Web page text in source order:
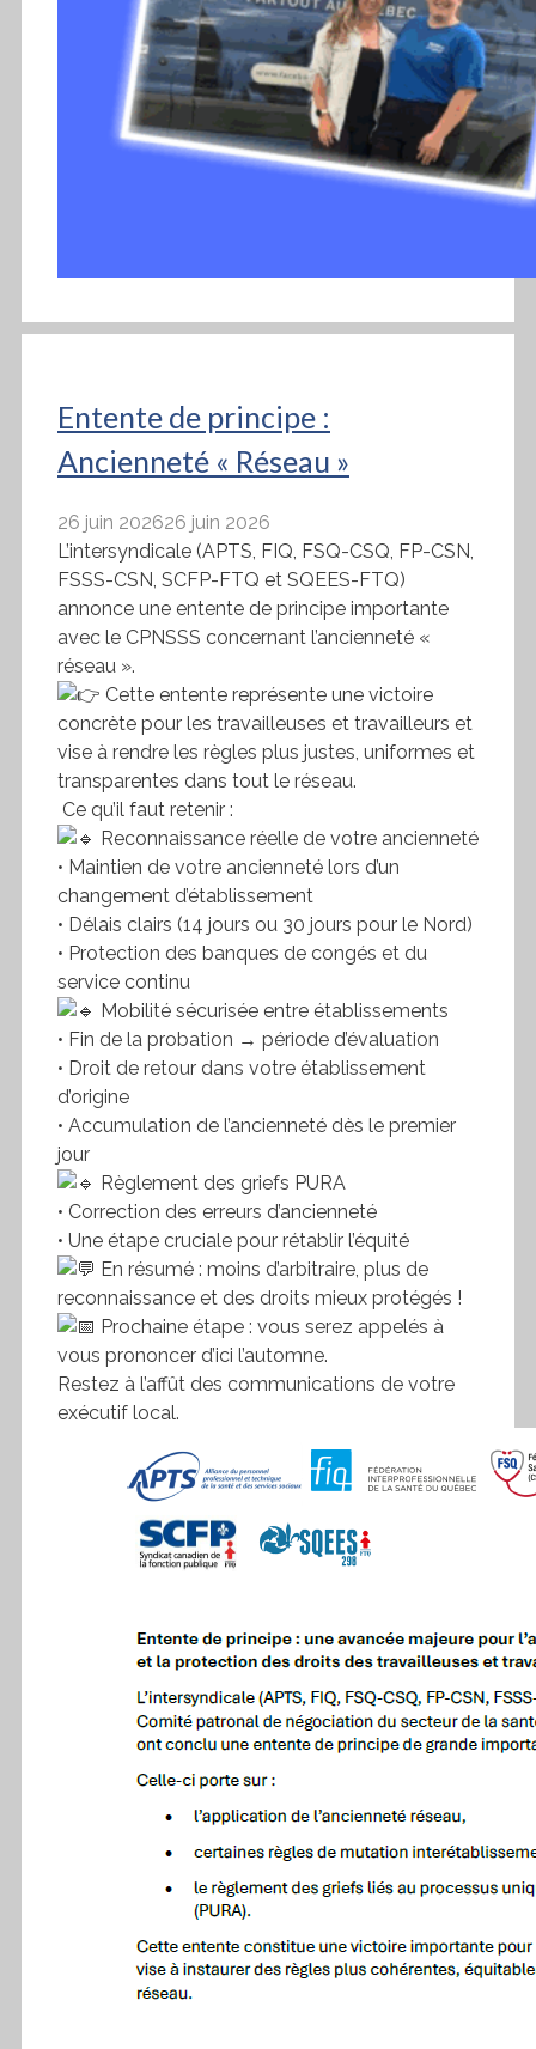
Entente de principe :
Ancienneté « Réseau »
26 juin 202626 juin 2026
L’intersyndicale (APTS, FIQ, FSQ-CSQ, FP-CSN,
FSSS-CSN, SCFP-FTQ et SQEES-FTQ)
annonce une entente de principe importante
avec le CPNSSS concernant l’ancienneté «
réseau ».
Cette entente représente une victoire
concrète pour les travailleuses et travailleurs et
vise à rendre les règles plus justes, uniformes et
transparentes dans tout le réseau.
Ce qu’il faut retenir :
Reconnaissance réelle de votre ancienneté
• Maintien de votre ancienneté lors d’un
changement d’établissement
• Délais clairs (14 jours ou 30 jours pour le Nord)
• Protection des banques de congés et du
service continu
Mobilité sécurisée entre établissements
• Fin de la probation → période d’évaluation
• Droit de retour dans votre établissement
d’origine
• Accumulation de l’ancienneté dès le premier
jour
Règlement des griefs PURA
• Correction des erreurs d’ancienneté
• Une étape cruciale pour rétablir l’équité
En résumé : moins d’arbitraire, plus de
reconnaissance et des droits mieux protégés !
Prochaine étape : vous serez appelés à
vous prononcer d’ici l’automne.
Restez à l’affût des communications de votre
exécutif local.